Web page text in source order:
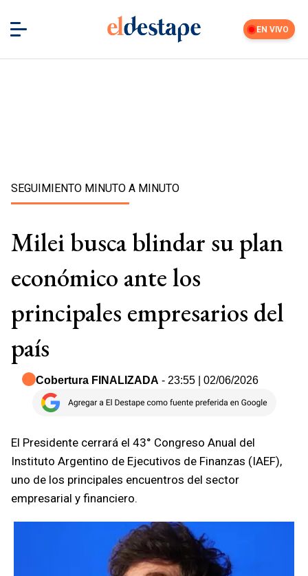
EN VIVO
SEGUIMIENTO MINUTO A MINUTO
Milei busca blindar su plan
económico ante los
principales empresarios del
país
Cobertura FINALIZADA - 23:55 | 02/06/2026
El Presidente cerrará el 43° Congreso Anual del
Instituto Argentino de Ejecutivos de Finanzas (IAEF),
uno de los principales encuentros del sector
empresarial y financiero.